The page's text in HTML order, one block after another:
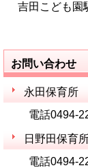
吉田こども園
お問い合わせ
永田保育所
電話0494-
日野田保育
電話0494-